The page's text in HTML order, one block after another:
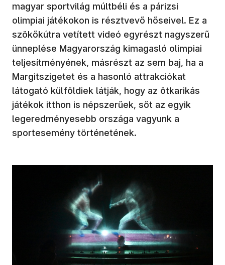
magyar sportvilág múltbéli és a párizsi
olimpiai játékokon is résztvevő hőseivel. Ez a
szökőkútra vetített videó egyrészt nagyszerű
ünneplése Magyarország kimagasló olimpiai
teljesítményének, másrészt az sem baj, ha a
Margitszigetet és a hasonló attrakciókat
látogató külföldiek látják, hogy az ötkarikás
játékok itthon is népszerűek, sőt az egyik
legeredményesebb országa vagyunk a
sportesemény történetének.